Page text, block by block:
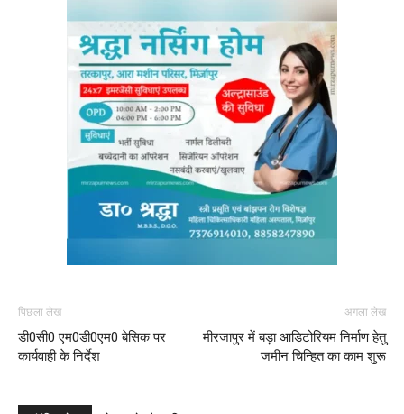
पिछला लेख
डी0सी0 एम0डी0एम0 बेसिक पर
कार्यवाही के निर्देश
अगला लेख
मीरजापुर में बड़ा आडिटोरियम निर्माण हेतु
जमीन चिन्हित का काम शुरू